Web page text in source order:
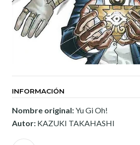
INFORMACIÓN
Nombre original:Yu Gi Oh!
Autor: KAZUKI TAKAHASHI